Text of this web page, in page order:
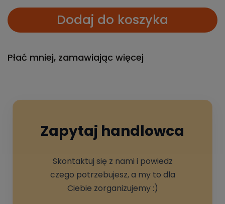
Dodaj do koszyka
Płać mniej, zamawiając więcej
Zapytaj handlowca
Skontaktuj się z nami i powiedz
czego potrzebujesz, a my to dla
Ciebie zorganizujemy :)